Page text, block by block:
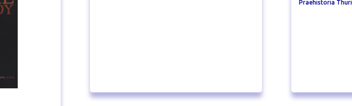
Praehistoria